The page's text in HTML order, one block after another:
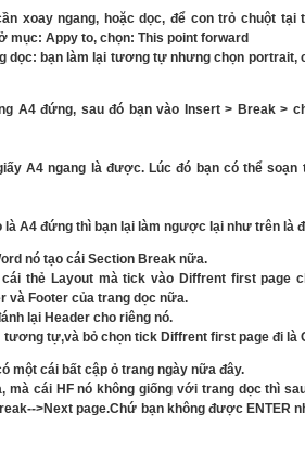
QUYỀN VÀ ĐỘC LẬP DÂN TỘC!
xoay ngang, hoặc dọc, để con trỏ chuột tại
mục: Appy to, chọn: This point forward
dọc: bạn làm lại tương tự nhưng chọn portrait,
A4 đứng, sau đó bạn vào Insert > Break >
A4 ngang là được. Lúc đó bạn có thể soạn
là A4 đứng thì bạn lại làm ngược lại như trên là
nó tạo cái Section Break nữa.
thẻ Layout mà tick vào Diffrent first page
và Footer của trang dọc nữa.
lại Header cho riêng nó.
tương tự,và bỏ chọn tick Diffrent first page đi là
một cái bất cập ỏ trang ngày nữa đây.
mà cái HF nó không giống với trang dọc thì
>Next page.Chứ bạn không được ENTER